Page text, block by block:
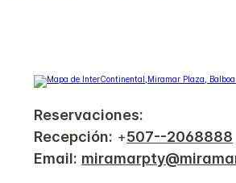
Reservaciones:
Recepción: +507--2068888
Email: